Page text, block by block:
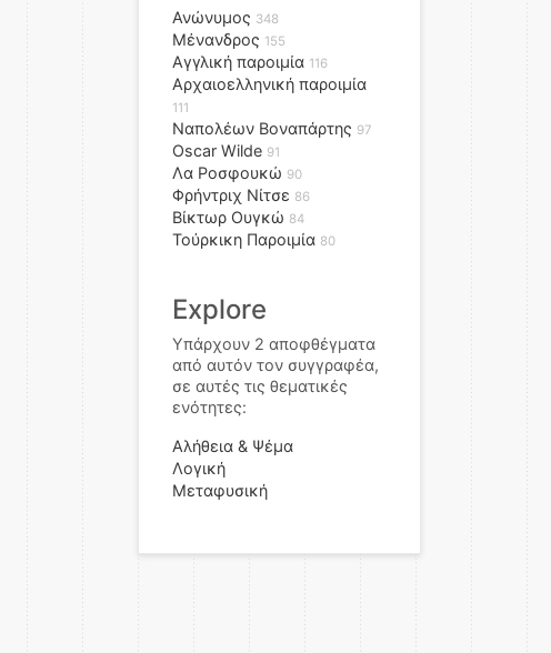
Ανώνυμος 348
Μένανδρος 155
Αγγλική παροιμία 116
Αρχαιοελληνική παροιμία
111
Ναπολέων Βοναπάρτης 97
Oscar Wilde 91
Λα Ροσφουκώ 90
Φρήντριχ Νίτσε 86
Βίκτωρ Ουγκώ 84
Τούρκικη Παροιμία 80
Explore
Υπάρχουν 2 αποφθέγματα
από αυτόν τον συγγραφέα,
σε αυτές τις θεματικές
ενότητες:
Αλήθεια & Ψέμα
Λογική
Μεταφυσική